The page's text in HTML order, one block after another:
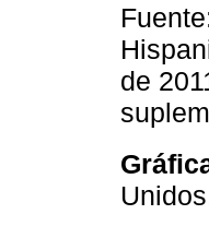
de